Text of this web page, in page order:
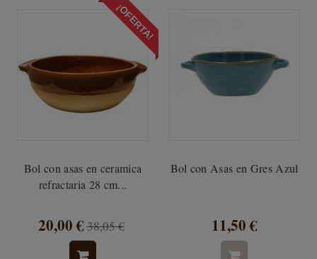
¡OFERTA!
Bol con asas en ceramica
refractaria 28 cm...
20,00 €38,05 €
Bol con Asas en Gres Azul
11,50 €